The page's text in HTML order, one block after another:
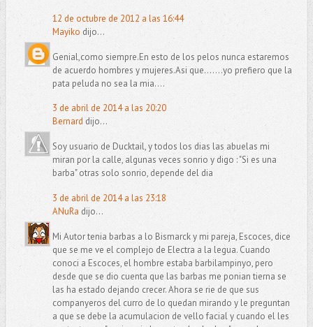
12 de octubre de 2012 a las 16:44
Mayiko dijo...
Genial,como siempre.En esto de los pelos nunca estaremos
de acuerdo hombres y mujeres.Asi que.......yo prefiero que la
pata peluda no sea la mia....
3 de abril de 2014 a las 20:20
Bernard dijo...
Soy usuario de Ducktail, y todos los dias las abuelas mi
miran por la calle, algunas veces sonrio y digo : "Si es una
barba" otras solo sonrio, depende del dia
3 de abril de 2014 a las 23:18
ANuRa dijo...
Mi Autor tenia barbas a lo Bismarck y mi pareja, Escoces, dice
que se me ve el complejo de Electra a la legua. Cuando
conoci a Escoces, el hombre estaba barbilampinyo, pero
desde que se dio cuenta que las barbas me ponian tierna se
las ha estado dejando crecer. Ahora se rie de que sus
companyeros del curro de lo quedan mirando y le preguntan
a que se debe la acumulacion de vello facial y cuando el les